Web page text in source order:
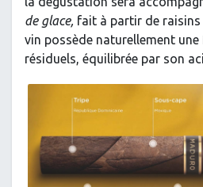
de glace, fait à partir de raisins
vin possède naturellement
résiduels, équilibrée par son